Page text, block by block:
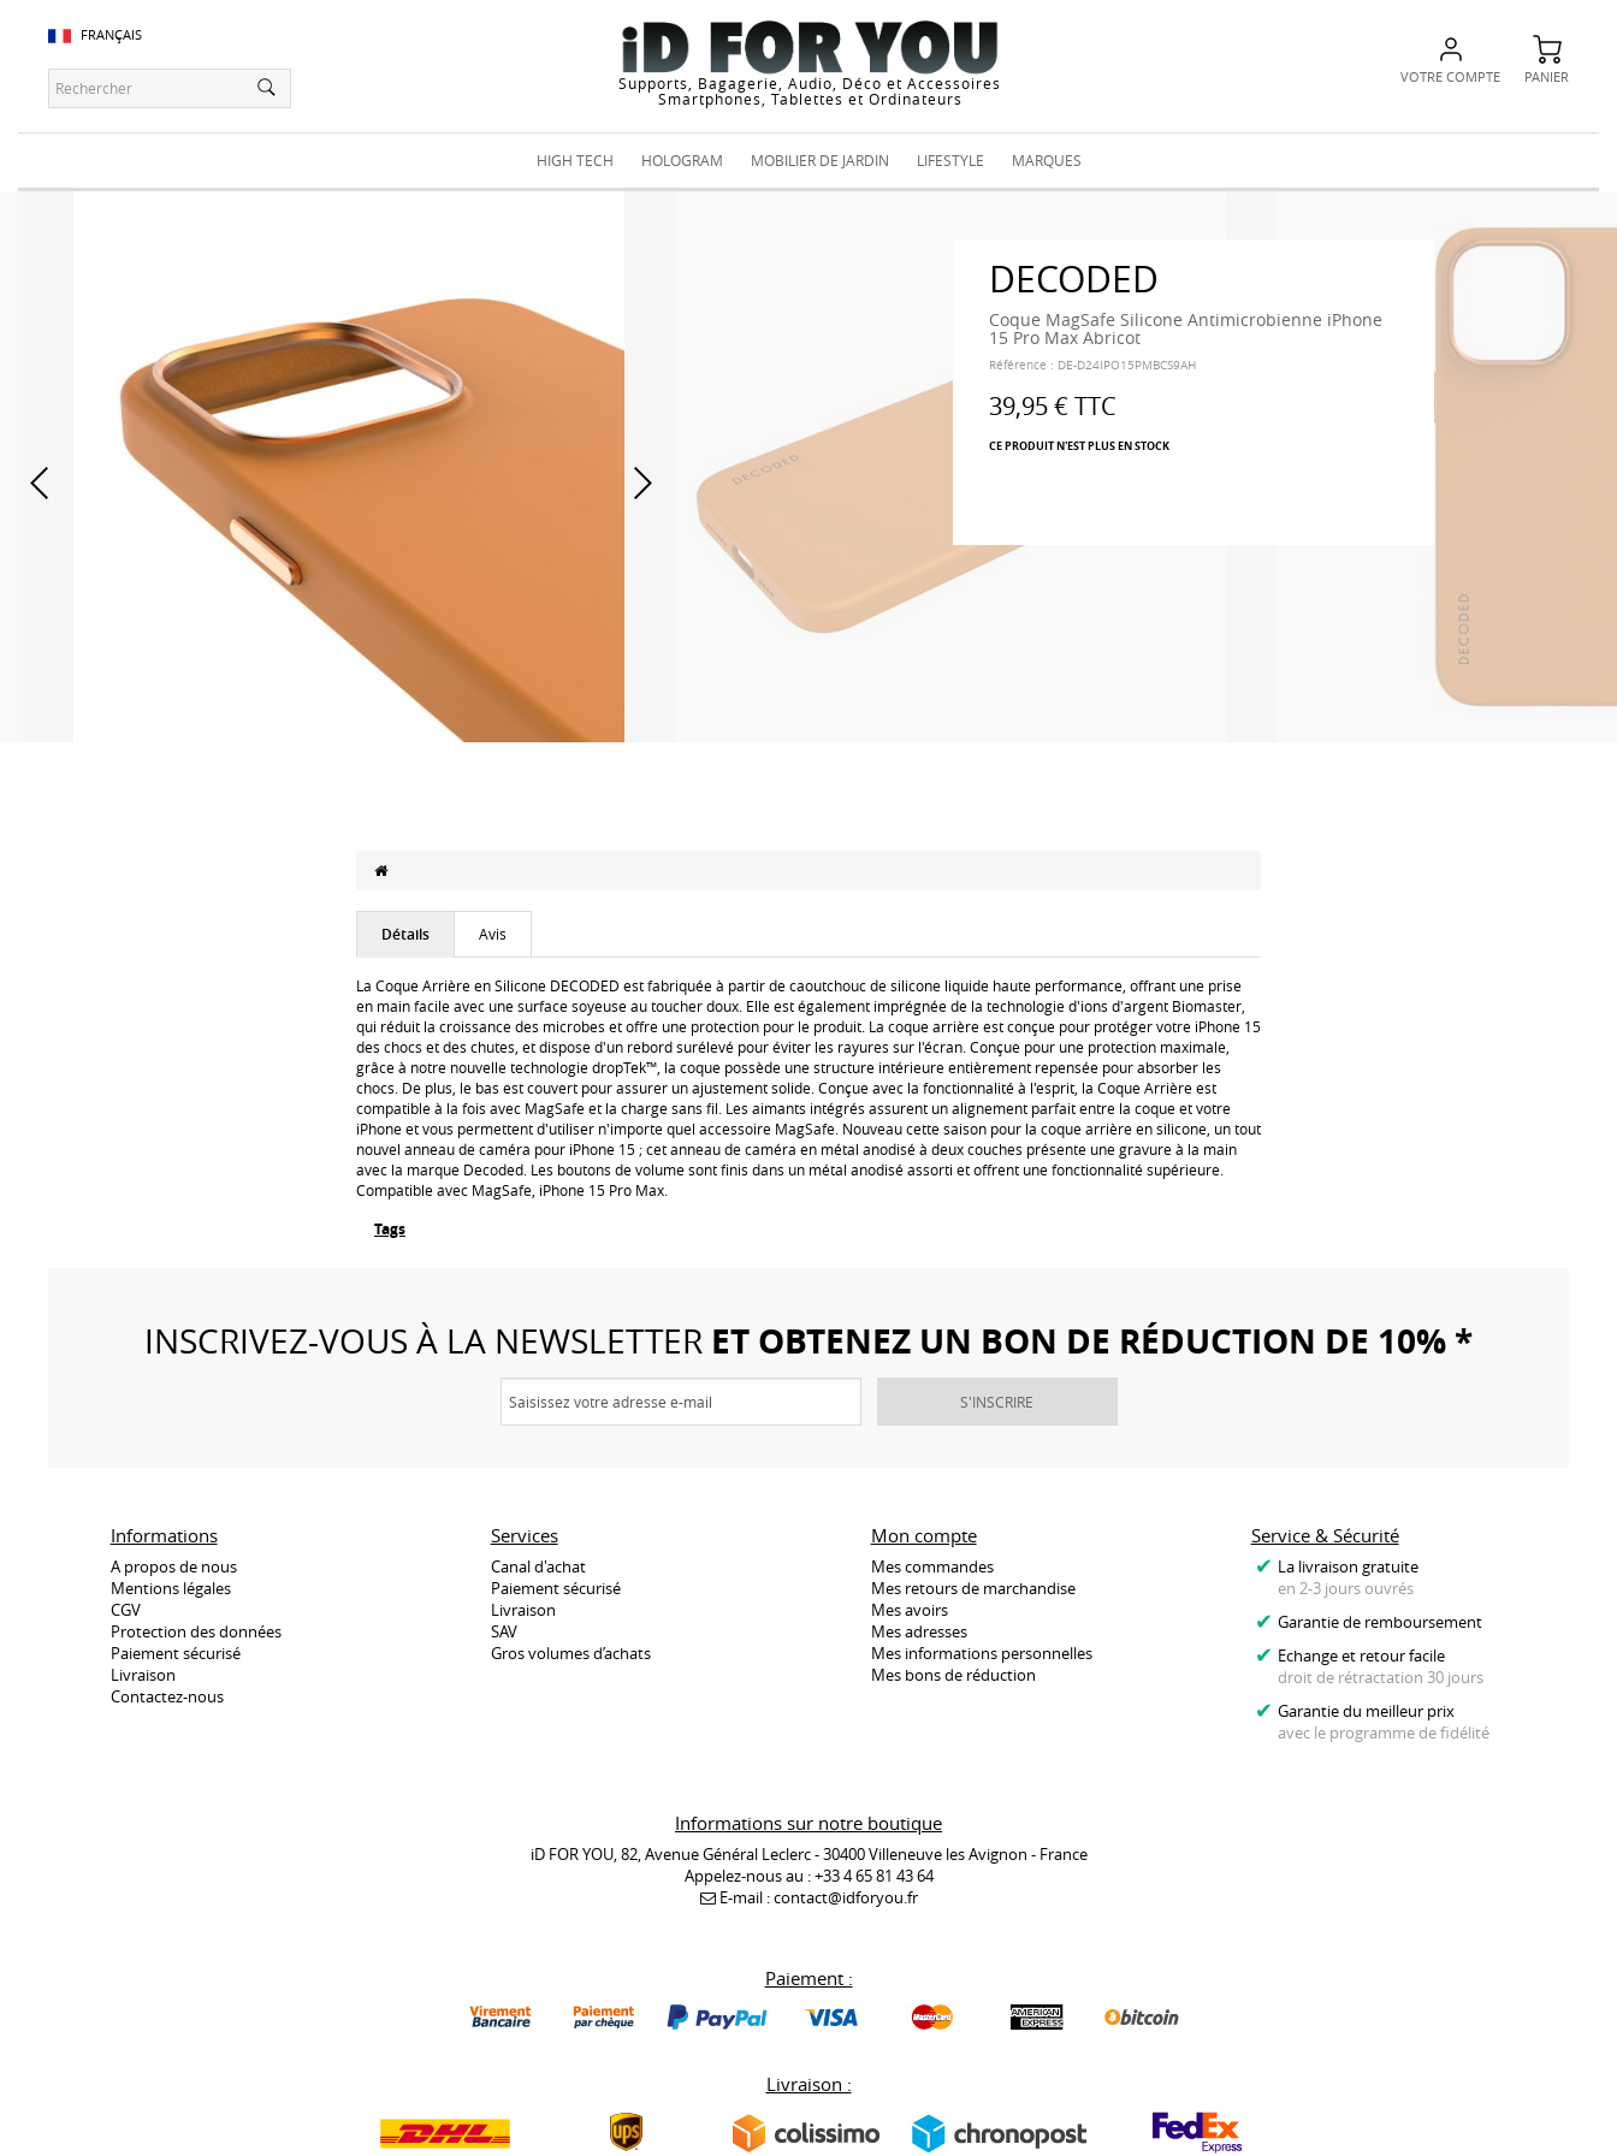
FRANÇAIS
Supports, Bagagerie, Audio, Déco et Accessoires
Smartphones, Tablettes et Ordinateurs
VOTRE COMPTE PANIER
HIGH TECH HOLOGRAM MOBILIER DE JARDIN LIFESTYLE MARQUES
DECODED
Coque MagSafe Silicone Antimicrobienne iPhone
15 Pro Max Abricot
Référence : DE-D24IPO15PMBCS9AH
39,95 € TTC
CE PRODUIT N'EST PLUS EN STOCK
Détails Avis
La Coque Arrière en Silicone DECODED est fabriquée à partir de caoutchouc de silicone liquide haute performance, offrant une prise
en main facile avec une surface soyeuse au toucher doux. Elle est également imprégnée de la technologie d'ions d'argent Biomaster,
qui réduit la croissance des microbes et offre une protection pour le produit. La coque arrière est conçue pour protéger votre iPhone 15
des chocs et des chutes, et dispose d'un rebord surélevé pour éviter les rayures sur l'écran. Conçue pour une protection maximale,
grâce à notre nouvelle technologie dropTek™, la coque possède une structure intérieure entièrement repensée pour absorber les
chocs. De plus, le bas est couvert pour assurer un ajustement solide. Conçue avec la fonctionnalité à l'esprit, la Coque Arrière est
compatible à la fois avec MagSafe et la charge sans fil. Les aimants intégrés assurent un alignement parfait entre la coque et votre
iPhone et vous permettent d'utiliser n'importe quel accessoire MagSafe. Nouveau cette saison pour la coque arrière en silicone, un tout
nouvel anneau de caméra pour iPhone 15 ; cet anneau de caméra en métal anodisé à deux couches présente une gravure à la main
avec la marque Decoded. Les boutons de volume sont finis dans un métal anodisé assorti et offrent une fonctionnalité supérieure.
Compatible avec MagSafe, iPhone 15 Pro Max.
Tags
INSCRIVEZ-VOUS À LA NEWSLETTER ET OBTENEZ UN BON DE RÉDUCTION DE 10% *
S'INSCRIRE
Informations
A propos de nous
Mentions légales
CGV
Protection des données
Paiement sécurisé
Livraison
Contactez-nous
Services
Canal d'achat
Paiement sécurisé
Livraison
SAV
Gros volumes d’achats
Service & Sécurité
La livraison gratuite
en 2-3 jours ouvrés
Garantie de remboursement
Echange et retour facile
droit de rétractation 30 jours
Garantie du meilleur prix
avec le programme de fidélité
Mon compte
Mes commandes
Mes retours de marchandise
Mes avoirs
Mes adresses
Mes informations personnelles
Mes bons de réduction
Informations sur notre boutique
iD FOR YOU, 82, Avenue Général Leclerc - 30400 Villeneuve les Avignon - France
Appelez-nous au :+33 4 65 81 43 64
E-mail :contact@idforyou.fr
Paiement :
Livraison :